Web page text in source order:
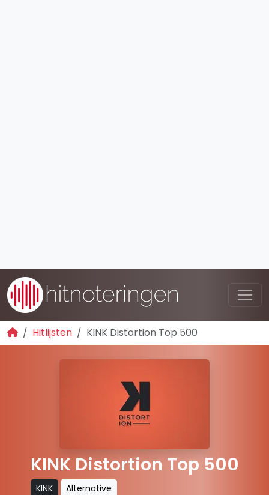
Hitlijsten KINK Distortion Top 500
KINK Distortion Top 500
KINK Alternative